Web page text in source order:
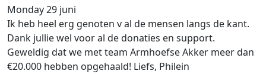
Monday 29 juni
Ik heb heel erg genoten v al de mensen langs de kant.
Dank jullie wel voor al de donaties en support.
Geweldig dat we met team Armhoefse Akker meer dan
€20.000 hebben opgehaald! Liefs, Philein